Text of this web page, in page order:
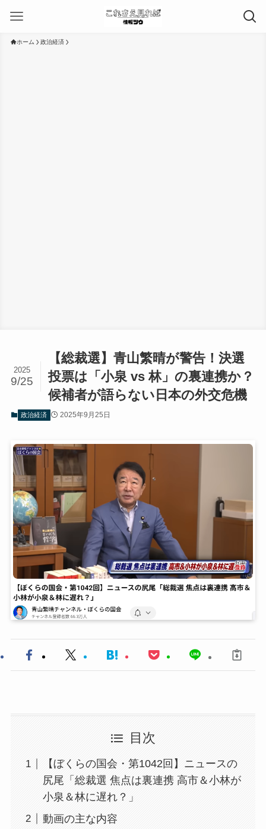
ホーム 政治経済
【総裁選】青山繁晴が警告！決選
投票は「小泉 vs 林」の裏連携か？
候補者が語らない日本の外交危機
2025
9/25
政治経済 2025年9月25日
目次
【ぼくらの国会・第1042回】ニュースの
尻尾「総裁選 焦点は裏連携 高市＆小林が
小泉＆林に遅れ？」
動画の主な内容